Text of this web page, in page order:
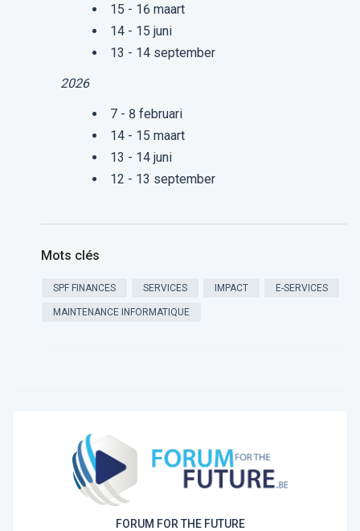
15 - 16 maart
14 - 15 juni
13 - 14 september
2026
7 - 8 februari
14 - 15 maart
13 - 14 juni
12 - 13 september
Mots clés
SPF FINANCES SERVICES IMPACT E-SERVICES
MAINTENANCE INFORMATIQUE
FORUM FOR THE FUTURE